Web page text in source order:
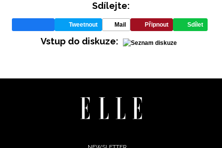
NEWSLETTER
Sdílejte:
Tweetnout Mail Připnout Sdílet
Vstup do diskuze: